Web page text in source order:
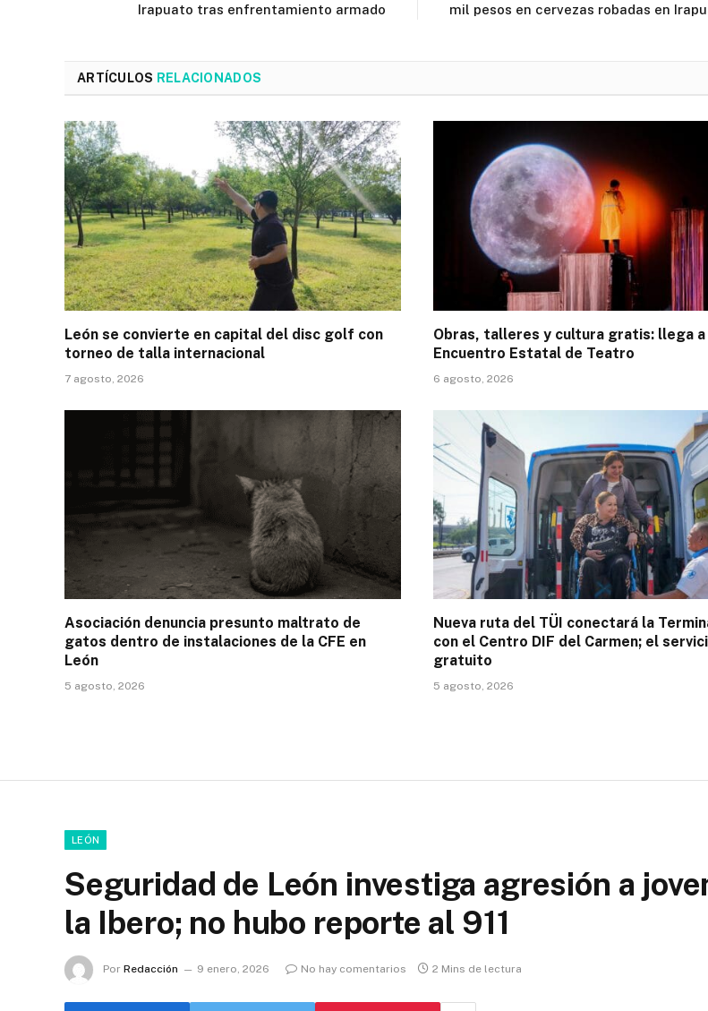
Irapuato tras enfrentamiento armado
mil pesos en cervezas robadas en
ARTÍCULOS RELACIONADOS
León se convierte en capital del disc golf con
torneo de talla internacional
7 agosto, 2026
Obras, talleres y cultura gratis: llega a
Encuentro Estatal de Teatro
6 agosto, 2026
Asociación denuncia presunto maltrato de
gatos dentro de instalaciones de la CFE en
León
5 agosto, 2026
Nueva ruta del TÜI conectará la
con el Centro DIF del Carmen; el
gratuito
5 agosto, 2026
LEÓN
Seguridad de León investiga agresión a
la Ibero; no hubo reporte al 911
Por Redacción 9 enero, 2026 No hay comentarios 2 Mins de lectura